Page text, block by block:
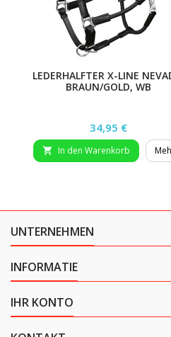
LEDERHALFTER X-LINE
BRAUN/GOLD, WB
Preis
34,95 €
 In den Warenkorb
UNTERNEHMEN
INFORMATIE
IHR KONTO